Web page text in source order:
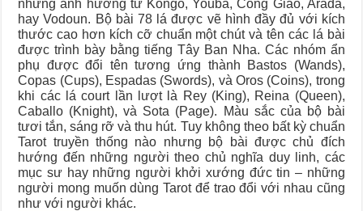
những ảnh hưởng từ Kongo, Youba, Công Giáo, Arada,
hay Vodoun. Bộ bài 78 lá được vẽ hình đầy đủ với kích
thước cao hơn kích cỡ chuẩn một chút và tên các lá bài
được trình bày bằng tiếng Tây Ban Nha. Các nhóm ẩn
phụ được đổi tên tương ứng thành Bastos (Wands),
Copas (Cups), Espadas (Swords), và Oros (Coins), trong
khi các lá court lần lượt là Rey (King), Reina (Queen),
Caballo (Knight), và Sota (Page). Màu sắc của bộ bài
tươi tắn, sáng rỡ và thu hút. Tuy không theo bất kỳ chuẩn
Tarot truyền thống nào nhưng bộ bài được chủ đích
hướng đến những người theo chủ nghĩa duy linh, các
mục sư hay những người khởi xướng đức tin – những
người mong muốn dùng Tarot để trao đổi với nhau cũng
như với người khác.